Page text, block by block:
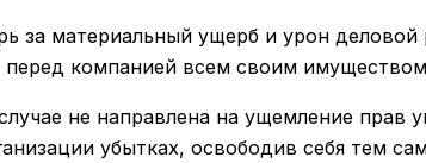
за материальный ущерб и урон
перед компанией всем своим
не направлена на ущемление прав
убытках, освободив себя тем